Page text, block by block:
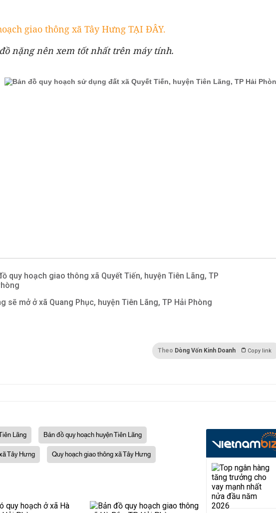
giao thông xã Tây Hưng TẠI ĐÂY.
nặng nên xem tốt nhất trên máy tính.
quy hoạch giao thông xã Quyết Tiến, huyện Tiên Lãng, TP
sẽ mở ở xã Quang Phục, huyện Tiên Lãng, TP Hải Phòng
Theo Dòng Vốn Kinh Doanh Copy link
Lãng
Bản đồ quy hoạch huyện Tiên Lãng
Tây Hưng Quy hoạch giao thông xã Tây Hưng